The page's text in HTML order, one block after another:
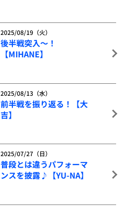
2025/08/19（火）
後半戦突入～！
【MIHANE】
2025/08/13（水）
前半戦を振り返る！【大
吉】
2025/07/27（日）
普段とは違うパフォーマ
ンスを披露♪【YU-NA】